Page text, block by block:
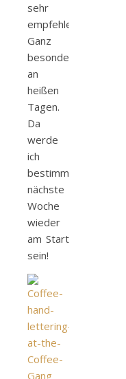
sehr
empfehlenswert!!!
Ganz
besonders
an
heißen
Tagen.
Da
werde
ich
bestimmt
nächste
Woche
wieder
am Start
sein!